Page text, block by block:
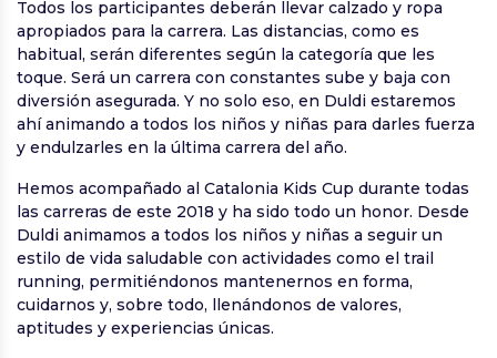
Todos los participantes deberán llevar calzado y ropa
apropiados para la carrera. Las distancias, como es
habitual, serán diferentes según la categoría que les
toque. Será un carrera con constantes sube y baja con
diversión asegurada. Y no solo eso, en Duldi estaremos
ahí animando a todos los niños y niñas para darles fuerza
y endulzarles en la última carrera del año.
Hemos acompañado al Catalonia Kids Cup durante todas
las carreras de este 2018 y ha sido todo un honor. Desde
Duldi animamos a todos los niños y niñas a seguir un
estilo de vida saludable con actividades como el trail
running, permitiéndonos mantenernos en forma,
cuidarnos y, sobre todo, llenándonos de valores,
aptitudes y experiencias únicas.